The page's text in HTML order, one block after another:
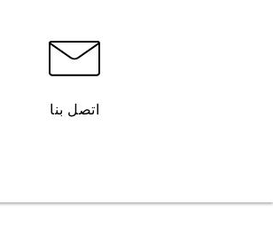
اتصل بنا